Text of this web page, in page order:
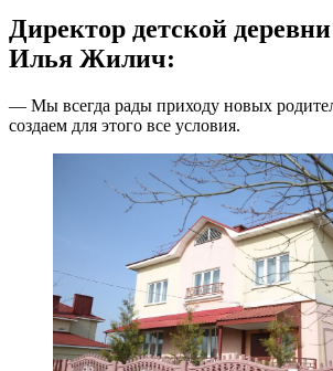
Директор детской
Илья Жилич:
— Мы всегда рады приходу новых
создаем для этого все условия.